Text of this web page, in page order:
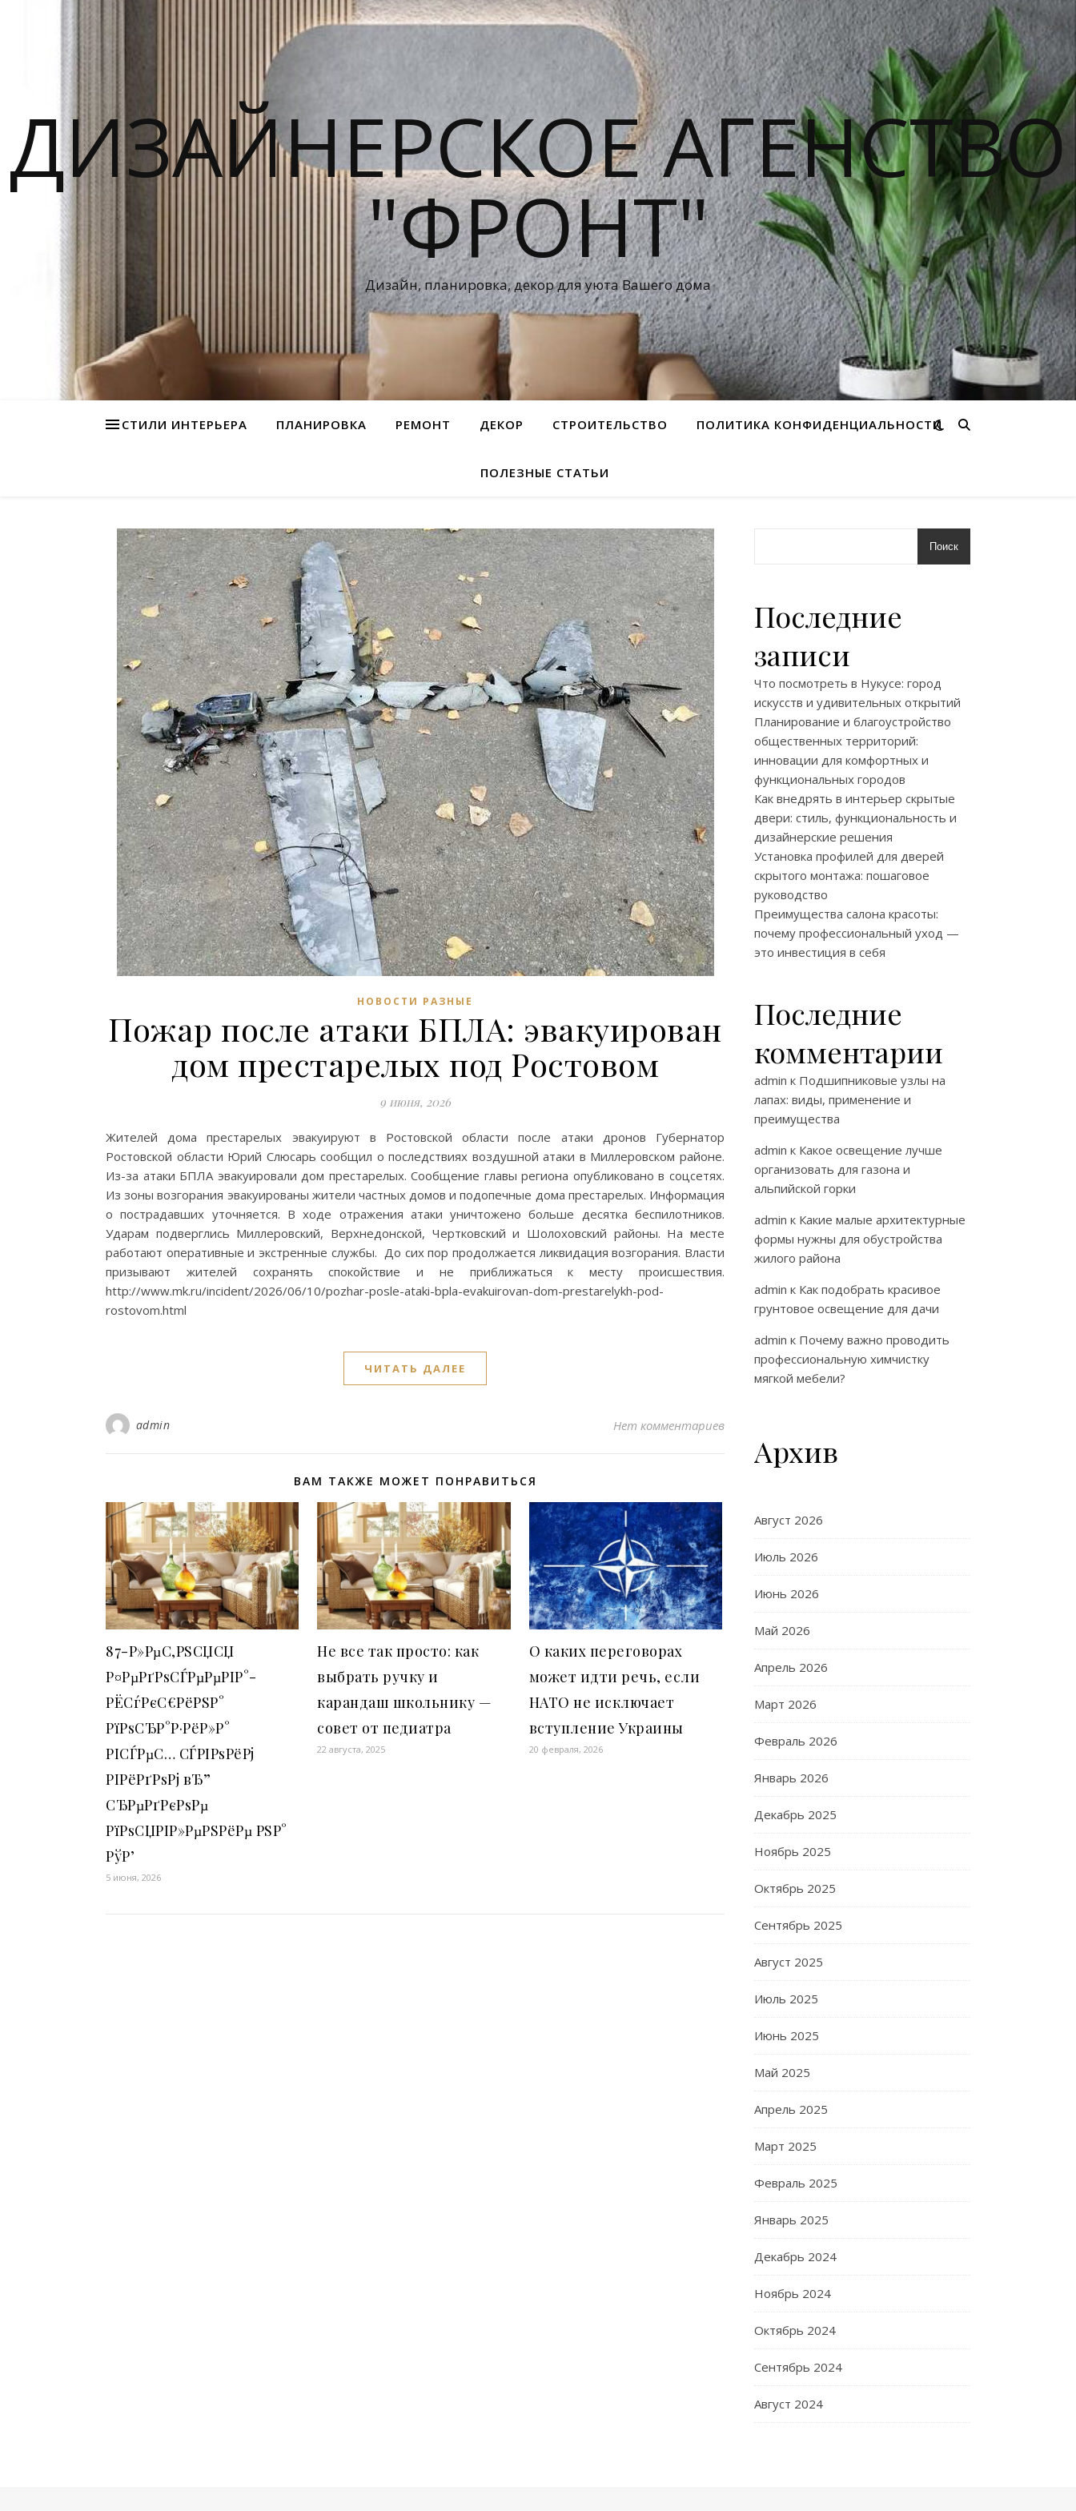
ДИЗАЙНЕРСКОЕ АГЕНСТВО
"ФРОНТ"
Дизайн, планировка, декор для уюта Вашего дома
СТИЛИ ИНТЕРЬЕРА ПЛАНИРОВКА РЕМОНТ ДЕКОР СТРОИТЕЛЬСТВО ПОЛИТИКА КОНФИДЕНЦИАЛЬНОСТИ
ПОЛЕЗНЫЕ СТАТЬИ
НОВОСТИ РАЗНЫЕ
Пожар после атаки БПЛА: эвакуирован
дом престарелых под Ростовом
9 июня, 2026
Жителей дома престарелых эвакуируют в Ростовской области после атаки дронов Губернатор
Ростовской области Юрий Слюсарь сообщил о последствиях воздушной атаки в Миллеровском районе.
Из-за атаки БПЛА эвакуировали дом престарелых. Сообщение главы региона опубликовано в соцсетях.
Из зоны возгорания эвакуированы жители частных домов и подопечные дома престарелых. Информация
о пострадавших уточняется. В ходе отражения атаки уничтожено больше десятка беспилотников.
Ударам подверглись Миллеровский, Верхнедонской, Чертковский и Шолоховский районы. На месте
работают оперативные и экстренные службы. До сих пор продолжается ликвидация возгорания. Власти
призывают жителей сохранять спокойствие и не приближаться к месту происшествия.
http://www.mk.ru/incident/2026/06/10/pozhar-posle-ataki-bpla-evakuirovan-dom-prestarelykh-pod-
rostovom.html
ЧИТАТЬ ДАЛЕЕ
admin Нет комментариев
ВАМ ТАКЖЕ МОЖЕТ ПОНРАВИТЬСЯ
87-Р»РµС‚РЅСЏСЏ
Р¤РµРґРѕСЃРµРµРІР°-
РЁСѓРєС€РёРЅР°
РїРѕСЂР°Р·РёР»Р°
РІСЃРµС… СЃРІРѕРёРј
РІРёРґРѕРј вЂ”
СЂРµРґРєРѕРµ
РїРѕСЏРІР»РµРЅРёРµ РЅР°
РўР’
5 июня, 2026
Не все так просто: как
выбрать ручку и
карандаш школьнику —
совет от педиатра
22 августа, 2025
О каких переговорах
может идти речь, если
НАТО не исключает
вступление Украины
20 февраля, 2026
Поиск
Последние
записи
Что посмотреть в Нукусе: город
искусств и удивительных открытий
Планирование и благоустройство
общественных территорий:
инновации для комфортных и
функциональных городов
Как внедрять в интерьер скрытые
двери: стиль, функциональность и
дизайнерские решения
Установка профилей для дверей
скрытого монтажа: пошаговое
руководство
Преимущества салона красоты:
почему профессиональный уход —
это инвестиция в себя
Последние
комментарии
admin к Подшипниковые узлы на
лапах: виды, применение и
преимущества
admin к Какое освещение лучше
организовать для газона и
альпийской горки
admin к Какие малые архитектурные
формы нужны для обустройства
жилого района
admin к Как подобрать красивое
грунтовое освещение для дачи
admin к Почему важно проводить
профессиональную химчистку
мягкой мебели?
Архив
Август 2026
Июль 2026
Июнь 2026
Май 2026
Апрель 2026
Март 2026
Февраль 2026
Январь 2026
Декабрь 2025
Ноябрь 2025
Октябрь 2025
Сентябрь 2025
Август 2025
Июль 2025
Июнь 2025
Май 2025
Апрель 2025
Март 2025
Февраль 2025
Январь 2025
Декабрь 2024
Ноябрь 2024
Октябрь 2024
Сентябрь 2024
Август 2024